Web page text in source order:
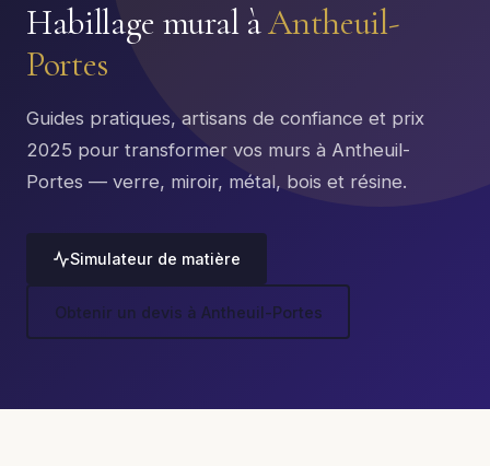
Habillage mural àAntheuil-
Portes
Guides pratiques, artisans de confiance et prix
2025 pour transformer vos murs à Antheuil-
Portes — verre, miroir, métal, bois et résine.
Simulateur de matière
Obtenir un devis à Antheuil-Portes